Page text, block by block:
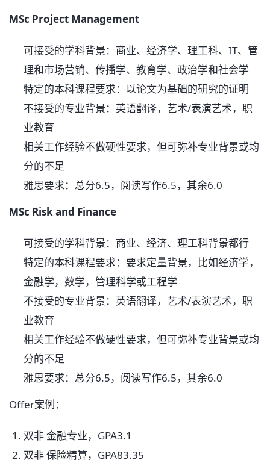
MSc Project Management
可接受的学科背景：商业、经济学、理工科、IT、管
理和市场营销、传播学、教育学、政治学和社会学
特定的本科课程要求：以论文为基础的研究的证明
不接受的专业背景：英语翻译，艺术/表演艺术，职
业教育
相关工作经验不做硬性要求，但可弥补专业背景或均
分的不足
雅思要求：总分6.5，阅读写作6.5，其余6.0
MSc Risk and Finance
可接受的学科背景：商业、经济、理工科背景都行
特定的本科课程要求：要求定量背景，比如经济学，
金融学，数学，管理科学或工程学
不接受的专业背景：英语翻译，艺术/表演艺术，职
业教育
相关工作经验不做硬性要求，但可弥补专业背景或均
分的不足
雅思要求：总分6.5，阅读写作6.5，其余6.0
Offer案例：
双非 金融专业，GPA3.1
双非 保险精算，GPA83.35